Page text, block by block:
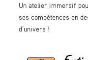
Un atelier immersif
ses compétences en
d’univers !